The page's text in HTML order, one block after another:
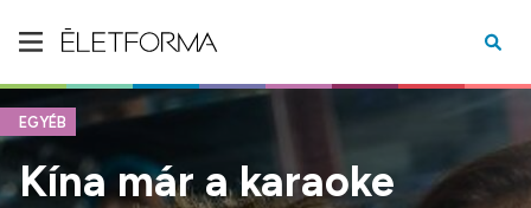
EGYÉB
Kína már a karaoke